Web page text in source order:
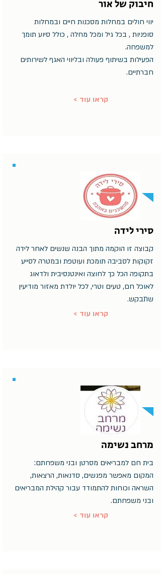
חיבוק של אור
יווי חולים במחלות מסכנות חיים ובמחלות
סופניות , בכל גיל ומכל מחלה , כולל סיוע תומך
למשפחה.
הפעילות בשיתוף פעולה ובליווי האגף לשירותים
חברתיים.
< קראו עוד
סירי לידה
קבוצה זו הוקמה מתוך הבנה שנשים לאחר לידה
זקוקות לסביבה תומכת ועוטפת ובמטרה לסייע
בתקופה הכל כך לחוצה ואינטנסיבית ולדאוג
לאוכל חם, טעים וטרי, לכל יולדת מאזור מודיעין
שתבקש.
< קראו עוד
מרחב נשימה
בית חם למבריאים מסרטן ובני משפחתם:
המקום מאפשר מפגשים, סדנאות, הרצאות,
השראה וכוחות להתמודד עבור קהילת המבריאים
ובני משפחתם.
< קראו עוד